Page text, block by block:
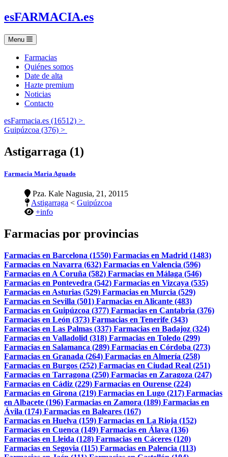
esFARMACIA.es
Menu
Farmacias
Quiénes somos
Date de alta
Hazte premium
Noticias
Contacto
esFarmacia.es (16512) >
Guipúzcoa (376) >
Astigarraga (1)
Farmacia Maria Aguado
Pza. Kale Nagusia, 21, 20115
Astigarraga < Guipúzcoa
+info
Farmacias por provincias
Farmacias en Barcelona (1550) Farmacias en Madrid (1483)
Farmacias en Navarra (632) Farmacias en Valencia (596)
Farmacias en A Coruña (582) Farmacias en Málaga (546)
Farmacias en Pontevedra (542) Farmacias en Vizcaya (535)
Farmacias en Asturias (529) Farmacias en Murcia (529)
Farmacias en Sevilla (501) Farmacias en Alicante (483)
Farmacias en Guipúzcoa (377) Farmacias en Cantabria (376)
Farmacias en León (373) Farmacias en Tenerife (343)
Farmacias en Las Palmas (337) Farmacias en Badajoz (324)
Farmacias en Valladolid (318) Farmacias en Toledo (299)
Farmacias en Salamanca (289) Farmacias en Córdoba (273)
Farmacias en Granada (264) Farmacias en Almería (258)
Farmacias en Burgos (252) Farmacias en Ciudad Real (251)
Farmacias en Tarragona (250) Farmacias en Zaragoza (247)
Farmacias en Cádiz (229) Farmacias en Ourense (224)
Farmacias en Girona (219) Farmacias en Lugo (217) Farmacias
en Albacete (196) Farmacias en Zamora (189) Farmacias en
Ávila (174) Farmacias en Baleares (167)
Farmacias en Huelva (159) Farmacias en La Rioja (152)
Farmacias en Cuenca (149) Farmacias en Álava (136)
Farmacias en Lleida (128) Farmacias en Cáceres (120)
Farmacias en Segovia (115) Farmacias en Palencia (113)